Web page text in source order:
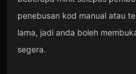
penebusan kod manual atau
lama, jadi anda boleh
segera.